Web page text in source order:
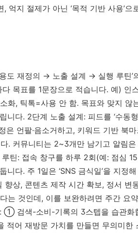
억지 절제가 아닌 ‘목적 기반 사용’으
도 재정의 → 노출 설계 → 실행 루틴’
목표를 1문장으로 적습니다. 예) 인
화, 틱톡=사용 안 함. 목표와 맞지 않
니다. 2단계 노출 설계: 피드를 ‘수동형
은 언팔·음소거하고, 키워드 기반 북
. 커뮤니티는 2~3개만 남기고 알림
틴: 접속 창구를 하루 2회(예: 점심
다. 주 1일은 ‘SNS 금식일’을 지정
향상, 콘텐츠 제작 시간 확보, 정서 변
는 것인데, 이를 보완하려면 주간 요
① 검색-소비-기록의 3스텝을 습관화
적어 재방문 가치를 만들면 무의미한